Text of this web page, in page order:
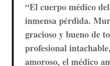
“El cuerpo médico
inmensa pérdida.
gracioso y bueno de
profesional
amoroso, el médico